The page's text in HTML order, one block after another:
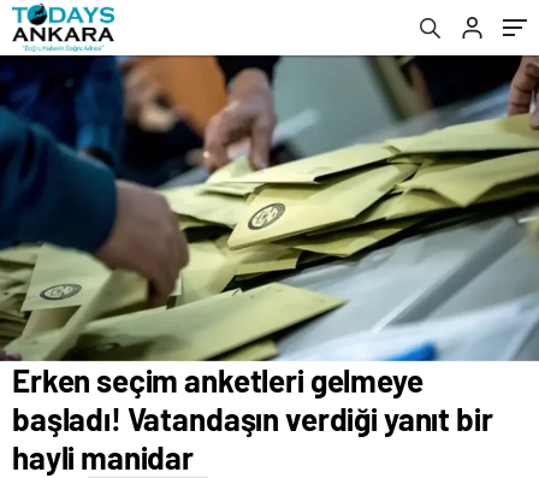
Erken seçim anketleri gelmeye
başladı! Vatandaşın verdiği yanıt bir
hayli manidar
değiştirdi